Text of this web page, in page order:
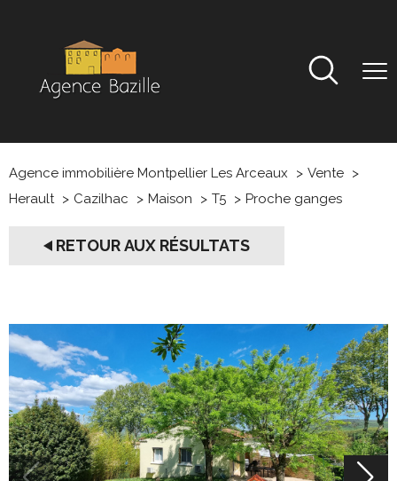
Agence immobilière Montpellier Les Arceaux
Vente
Herault
Cazilhac Maison T5 Proche ganges
RETOUR AUX RÉSULTATS